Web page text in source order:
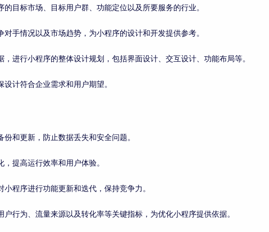
目标市场、目标用户群、功能定位以及所要服务的行业。
手情况以及市场趋势，为小程序的设计和开发提供参考。
进行小程序的整体设计规划，包括界面设计、交互设计、功能布局等。
计符合企业需求和用户期望。
和更新，防止数据丢失和安全问题。
提高运行效率和用户体验。
程序进行功能更新和迭代，保持竞争力。
行为、流量来源以及转化率等关键指标，为优化小程序提供依据。